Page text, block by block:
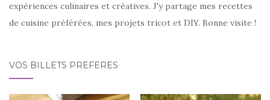
expériences culinaires et créatives. J'y partage mes recettes
de cuisine préférées, mes projets tricot et DIY. Bonne visite !
VOS BILLETS PRÉFÉRÉS